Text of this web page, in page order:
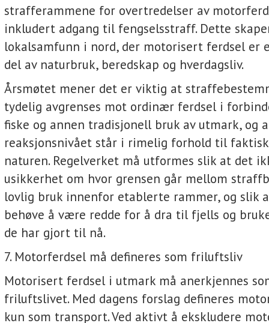
strafferammene for overtredelser av
inkludert adgang til fengselsstraff. Dette
lokalsamfunn i nord, der motorisert ferdsel er
del av naturbruk, beredskap og hverdagsliv.
Årsmøtet mener det er viktig at
tydelig avgrenses mot ordinær ferdsel i
fiske og annen tradisjonell bruk av utmark, og
reaksjonsnivået står i rimelig forhold til
naturen. Regelverket må utformes slik at det
usikkerhet om hvor grensen går mellom
lovlig bruk innenfor etablerte rammer, og slik
behøve å være redde for å dra til fjells og
de har gjort til nå.
7. Motorferdsel må defineres som friluftsliv
Motorisert ferdsel i utmark må anerkjennes
friluftslivet. Med dagens forslag defineres
kun som transport. Ved aktivt å ekskludere